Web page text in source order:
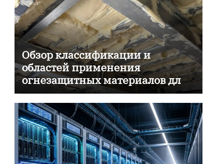
Обзор классификации и
областей применения
огнезащитных материалов для
пассивной противопожарной
защиты